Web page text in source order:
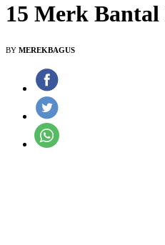
15 Merk
BY MEREKBAGUS